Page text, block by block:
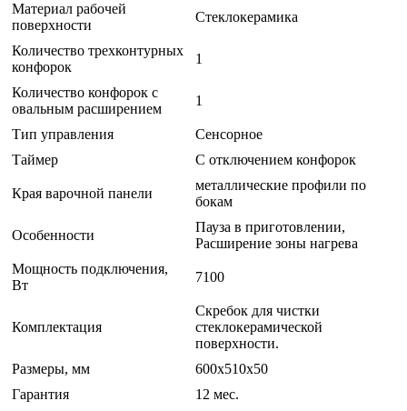
Материал рабочей
поверхности
Стеклокерамика
Количество трехконтурных
конфорок
1
Количество конфорок с
овальным расширением
1
Тип управления
Сенсорное
Таймер
С отключением конфорок
Края варочной панели
металлические профили по
бокам
Особенности
Пауза в приготовлении,
Расширение зоны нагрева
Мощность подключения,
Вт
7100
Комплектация
Скребок для чистки
стеклокерамической
поверхности.
Размеры, мм
600х510х50
Гарантия
12 мес.